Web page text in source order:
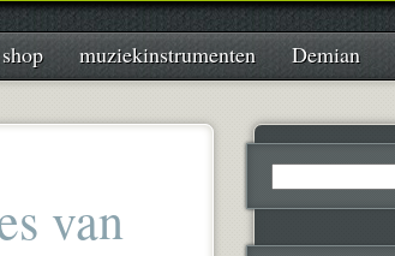
muziekinstrumenten Demian
van